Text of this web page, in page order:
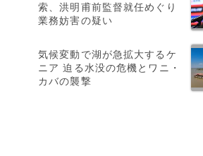
索、洪明甫前監督就任めぐり
業務妨害の疑い
気候変動で湖が急拡大するケ
ニア 迫る水没の危機とワニ・
カバの襲撃